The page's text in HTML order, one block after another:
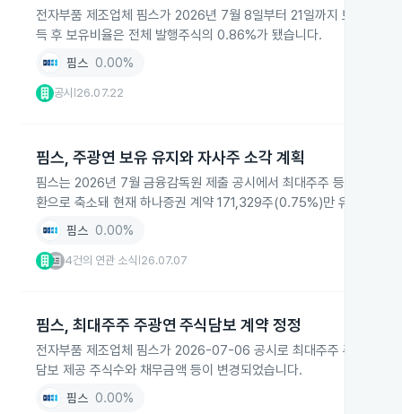
전자부품 제조업체 핌스가 2026년 7월 8일부터 21일까지 보통주
득 후 보유비율은 전체 발행주식의 0.86%가 됐습니다.
핌스 0.00%
공시 26.07.22
핌스, 주광연 보유 유지와 자사주 소각 계획
핌스는 2026년 7월 금융감독원 제출 공시에서 최대주주 등 보유주
환으로 축소돼 현재 하나증권 계약 171,329주(0.75%)만 유지하고
핌스 0.00%
4건의 연관 소식 26.07.07
핌스, 최대주주 주광연 주식담보 계약 정정
전자부품 제조업체 핌스가 2026-07-06 공시로 최대주주 주광연의
담보 제공 주식수와 채무금액 등이 변경되었습니다.
핌스 0.00%